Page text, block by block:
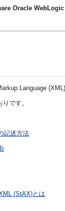
Oracle WebLogic
Language
です。
記述方法
(StAX)とは